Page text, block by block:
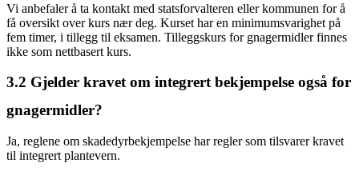
Vi anbefaler å ta kontakt med statsforvalteren eller kommunen for å
få oversikt over kurs nær deg. Kurset har en minimumsvarighet på
fem timer, i tillegg til eksamen. Tilleggskurs for gnagermidler finnes
ikke som nettbasert kurs.
3.2 Gjelder kravet om integrert bekjempelse også for
gnagermidler?
Ja, reglene om skadedyrbekjempelse har regler som tilsvarer kravet
til integrert plantevern.